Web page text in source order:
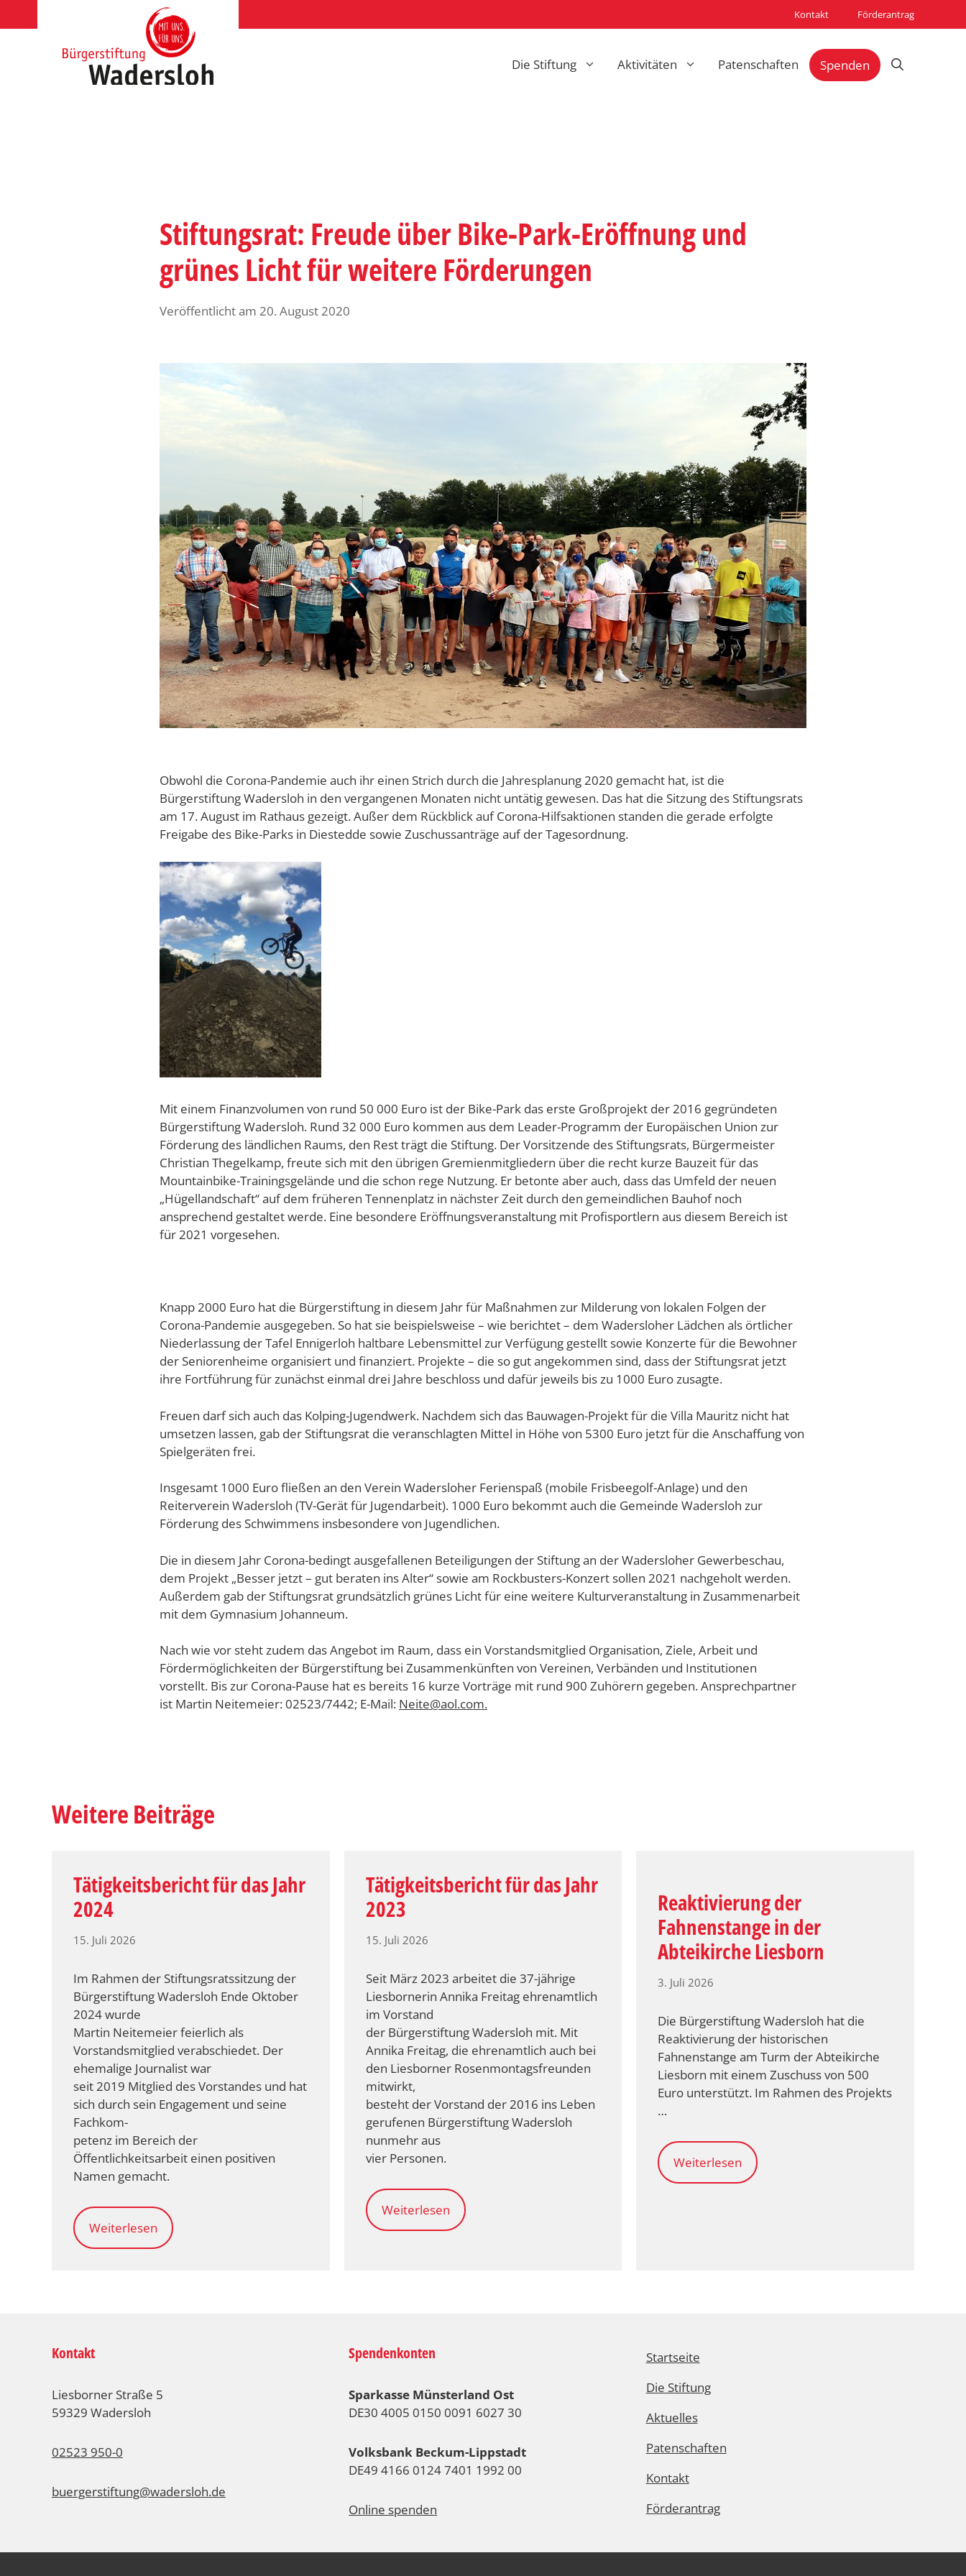
Inhalt
Kontakt Förderantrag
Die Stiftung Aktivitäten Patenschaften Spenden
Stiftungsrat: Freude über Bike-Park-Eröffnung und
grünes Licht für weitere Förderungen
Veröffentlicht am 20. August 2020
Obwohl die Corona-Pandemie auch ihr einen Strich durch die Jahresplanung 2020 gemacht hat, ist die
Bürgerstiftung Wadersloh in den vergangenen Monaten nicht untätig gewesen. Das hat die Sitzung des Stiftungsrats
am 17. August im Rathaus gezeigt. Außer dem Rückblick auf Corona-Hilfsaktionen standen die gerade erfolgte
Freigabe des Bike-Parks in Diestedde sowie Zuschussanträge auf der Tagesordnung.
Mit einem Finanzvolumen von rund 50 000 Euro ist der Bike-Park das erste Großprojekt der 2016 gegründeten
Bürgerstiftung Wadersloh. Rund 32 000 Euro kommen aus dem Leader-Programm der Europäischen Union zur
Förderung des ländlichen Raums, den Rest trägt die Stiftung. Der Vorsitzende des Stiftungsrats, Bürgermeister
Christian Thegelkamp, freute sich mit den übrigen Gremienmitgliedern über die recht kurze Bauzeit für das
Mountainbike-Trainingsgelände und die schon rege Nutzung. Er betonte aber auch, dass das Umfeld der neuen
„Hügellandschaft“ auf dem früheren Tennenplatz in nächster Zeit durch den gemeindlichen Bauhof noch
ansprechend gestaltet werde. Eine besondere Eröffnungsveranstaltung mit Profisportlern aus diesem Bereich ist
für 2021 vorgesehen.
Knapp 2000 Euro hat die Bürgerstiftung in diesem Jahr für Maßnahmen zur Milderung von lokalen Folgen der
Corona-Pandemie ausgegeben. So hat sie beispielsweise – wie berichtet – dem Wadersloher Lädchen als örtlicher
Niederlassung der Tafel Ennigerloh haltbare Lebensmittel zur Verfügung gestellt sowie Konzerte für die Bewohner
der Seniorenheime organisiert und finanziert. Projekte – die so gut angekommen sind, dass der Stiftungsrat jetzt
ihre Fortführung für zunächst einmal drei Jahre beschloss und dafür jeweils bis zu 1000 Euro zusagte.
Freuen darf sich auch das Kolping-Jugendwerk. Nachdem sich das Bauwagen-Projekt für die Villa Mauritz nicht hat
umsetzen lassen, gab der Stiftungsrat die veranschlagten Mittel in Höhe von 5300 Euro jetzt für die Anschaffung von
Spielgeräten frei.
Insgesamt 1000 Euro fließen an den Verein Wadersloher Ferienspaß (mobile Frisbeegolf-Anlage) und den
Reiterverein Wadersloh (TV-Gerät für Jugendarbeit). 1000 Euro bekommt auch die Gemeinde Wadersloh zur
Förderung des Schwimmens insbesondere von Jugendlichen.
Die in diesem Jahr Corona-bedingt ausgefallenen Beteiligungen der Stiftung an der Wadersloher Gewerbeschau,
dem Projekt „Besser jetzt – gut beraten ins Alter“ sowie am Rockbusters-Konzert sollen 2021 nachgeholt werden.
Außerdem gab der Stiftungsrat grundsätzlich grünes Licht für eine weitere Kulturveranstaltung in Zusammenarbeit
mit dem Gymnasium Johanneum.
Nach wie vor steht zudem das Angebot im Raum, dass ein Vorstandsmitglied Organisation, Ziele, Arbeit und
Fördermöglichkeiten der Bürgerstiftung bei Zusammenkünften von Vereinen, Verbänden und Institutionen
vorstellt. Bis zur Corona-Pause hat es bereits 16 kurze Vorträge mit rund 900 Zuhörern gegeben. Ansprechpartner
ist Martin Neitemeier: 02523/7442; E-Mail: Neite@aol.com.
Weitere Beiträge
Tätigkeitsbericht für das Jahr
2024
15. Juli 2026
Im Rahmen der Stiftungsratssitzung der
Bürgerstiftung Wadersloh Ende Oktober
2024 wurde
Martin Neitemeier feierlich als
Vorstandsmitglied verabschiedet. Der
ehemalige Journalist war
seit 2019 Mitglied des Vorstandes und hat
sich durch sein Engagement und seine
Fachkom-
petenz im Bereich der
Öffentlichkeitsarbeit einen positiven
Namen gemacht.
Weiterlesen
Tätigkeitsbericht für das Jahr
2023
15. Juli 2026
Seit März 2023 arbeitet die 37-jährige
Liesbornerin Annika Freitag ehrenamtlich
im Vorstand
der Bürgerstiftung Wadersloh mit. Mit
Annika Freitag, die ehrenamtlich auch bei
den Liesborner Rosenmontagsfreunden
mitwirkt,
besteht der Vorstand der 2016 ins Leben
gerufenen Bürgerstiftung Wadersloh
nunmehr aus
vier Personen.
Weiterlesen
Reaktivierung der
Fahnenstange in der
Abteikirche Liesborn
3. Juli 2026
Die Bürgerstiftung Wadersloh hat die
Reaktivierung der historischen
Fahnenstange am Turm der Abteikirche
Liesborn mit einem Zuschuss von 500
Euro unterstützt. Im Rahmen des Projekts
…
Weiterlesen
Kontakt
Liesborner Straße 5
59329 Wadersloh
02523 950-0
buergerstiftung@wadersloh.de
Spendenkonten
Sparkasse Münsterland Ost
DE30 4005 0150 0091 6027 30
Volksbank Beckum-Lippstadt
DE49 4166 0124 7401 1992 00
Online spenden
Startseite
Die Stiftung
Aktuelles
Patenschaften
Kontakt
Förderantrag